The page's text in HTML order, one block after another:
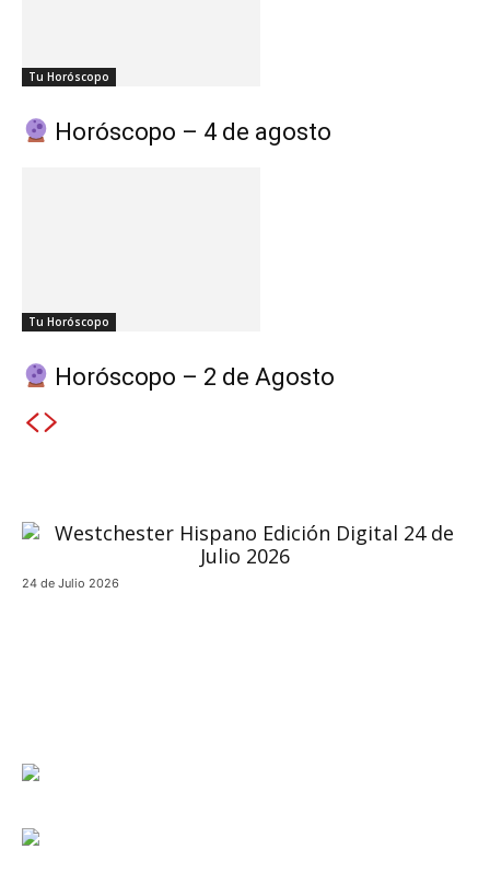
Tu Horóscopo
Horóscopo – 4 de agosto
Tu Horóscopo
Horóscopo – 2 de Agosto
24 de Julio 2026